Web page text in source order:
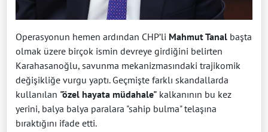
Operasyonun hemen ardından CHP’li Mahmut Tanal başta
olmak üzere birçok ismin devreye girdiğini belirten
Karahasanoğlu, savunma mekanizmasındaki trajikomik
değişikliğe vurgu yaptı. Geçmişte farklı skandallarda
kullanılan "özel hayata müdahale" kalkanının bu kez
yerini, balya balya paralara "sahip bulma" telaşına
bıraktığını ifade etti.